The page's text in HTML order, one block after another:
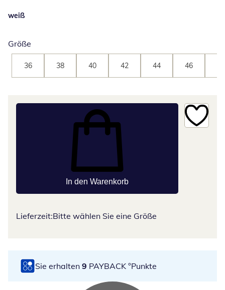
weiß
Größe
36 38 40 42 44 46
In den Warenkorb
Lieferzeit:Bitte wählen Sie eine Größe
Sie erhalten 9 PAYBACK °Punkte